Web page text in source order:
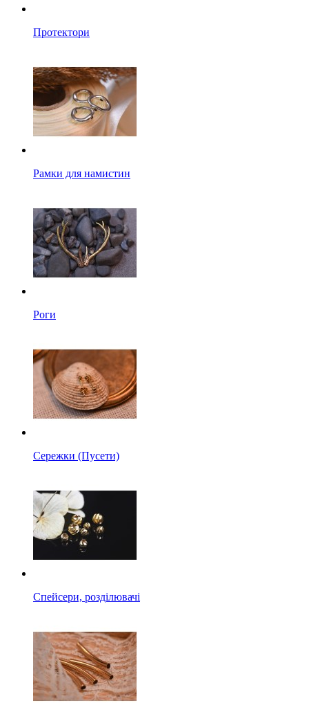
Протектори
Рамки для намистин
Роги
Сережки (Пусети)
Спейсери, розділювачі